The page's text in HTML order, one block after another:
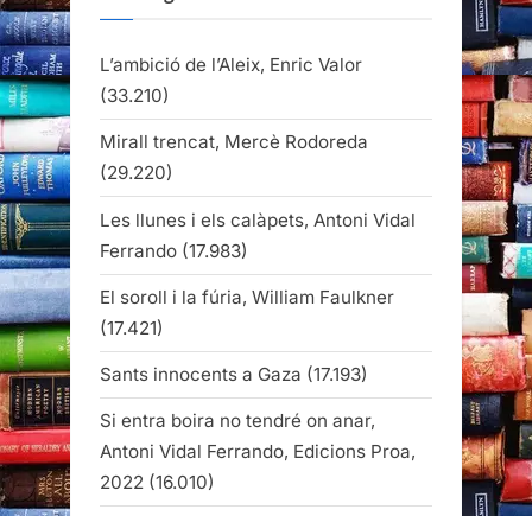
L’ambició de l’Aleix, Enric Valor
(33.210)
Mirall trencat, Mercè Rodoreda
(29.220)
Les llunes i els calàpets, Antoni Vidal
Ferrando (17.983)
El soroll i la fúria, William Faulkner
(17.421)
Sants innocents a Gaza (17.193)
Si entra boira no tendré on anar,
Antoni Vidal Ferrando, Edicions Proa,
2022 (16.010)